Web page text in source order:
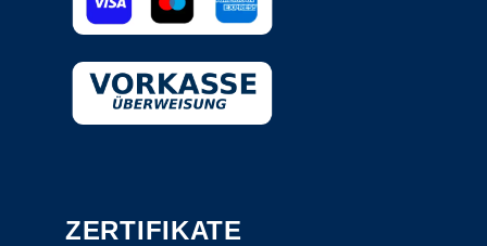
ZERTIFIKATE